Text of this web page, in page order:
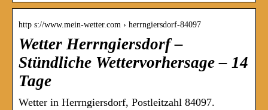
http s://www.mein-wetter.com › herrngiersdorf-84097
Wetter Herrngiersdorf –
Stündliche Wettervorhersage – 14
Tage
Wetter in Herrngiersdorf, Postleitzahl 84097.